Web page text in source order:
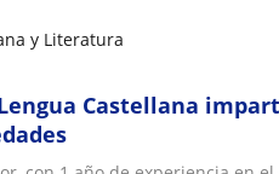
y Literatura
Castellana